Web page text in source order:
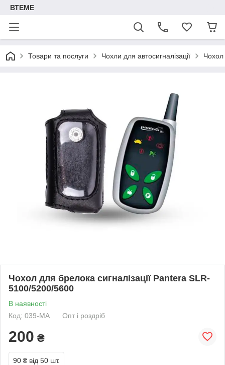
ВТЕМЕ
Товари та послуги Чохли для автосигналізації Чохол
Чохол для брелока сигналізації Pantera SLR-
5100/5200/5600
В наявності
Код: 039-MA
Опт і роздріб
200 ₴
90 ₴ від 50 шт.